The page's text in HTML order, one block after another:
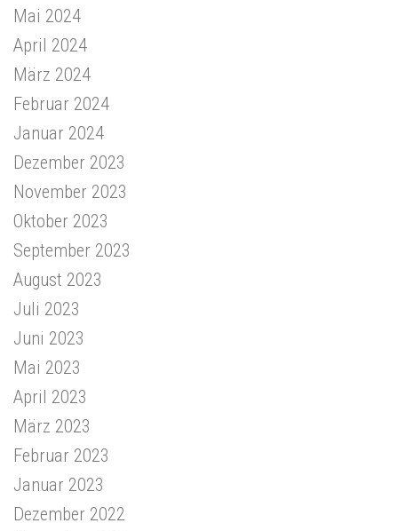
Mai 2024
April 2024
März 2024
Februar 2024
Januar 2024
Dezember 2023
November 2023
Oktober 2023
September 2023
August 2023
Juli 2023
Juni 2023
Mai 2023
April 2023
März 2023
Februar 2023
Januar 2023
Dezember 2022